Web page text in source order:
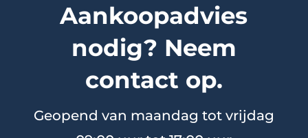
Aankoopadvies
nodig? Neem
contact op.
Geopend van maandag tot vrijdag